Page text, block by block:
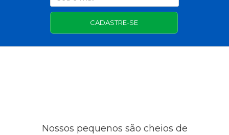
CADASTRE-SE
Nossos pequenos são cheios de